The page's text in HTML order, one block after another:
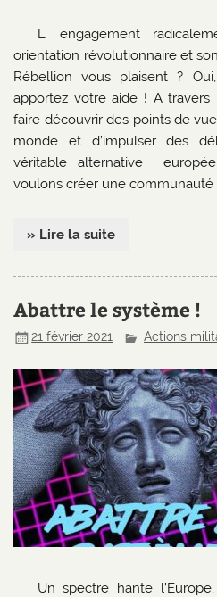
L’ engagement
orientation révolutionnaire et
Rébellion vous plaisent ?
apportez votre aide ! A
faire découvrir des points de
monde et d’impulser des
véritable alternative
voulons créer une communauté
» Lire la suite
Abattre le système !
21 février 2021 Actions
Un spectre hante